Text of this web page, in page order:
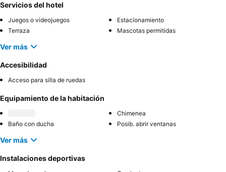
Servicios del hotel
Juegos o videojuegos
Estacionamiento
Terraza
Mascotas permitidas
Ver más
Accesibilidad
Acceso para silla de ruedas
Equipamiento de la habitación
Chimenea
Baño con ducha
Posib. abrir ventanas
Ver más
Instalaciones deportivas